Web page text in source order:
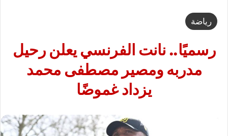
رياضة
رسميًا.. نانت الفرنسي يعلن رحيل
مدربه ومصير مصطفى محمد
يزداد غموضًا